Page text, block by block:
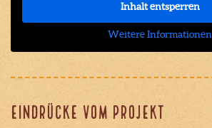
Inhalt entsperren
Weitere Informationen
Eindrücke vom Projekt